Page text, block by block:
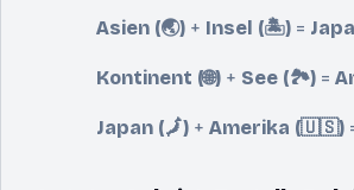
Asien (🌏) + Insel (🏝️) =
Kontinent (🌐) + See (🏞️) =
Japan (🗾) + Amerika (🇺🇸)